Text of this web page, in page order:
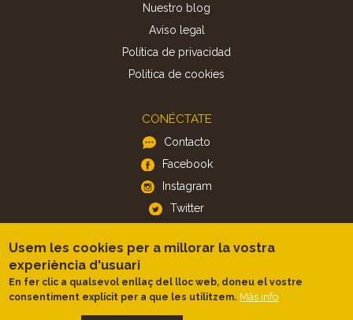
Nuestro blog
Aviso legal
Política de privacidad
Politica de cookies
CONÉCTATE
Contacto
Facebook
Instagram
Twitter
APP
iOS
Android
Usem les cookies per a millorar la vostra
experiència d'usuari
En fer clic a qualsevol enllaç del lloc web, doneu el vostre
consentiment explícit per a que les utilitzem. Más info